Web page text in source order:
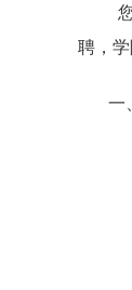
聘 ，
一